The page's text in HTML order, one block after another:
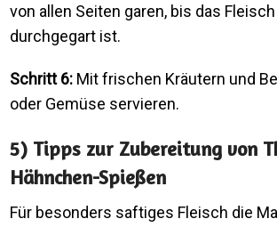
von allen Seiten garen, bis das
durchgegart ist.
Schritt 6: Mit frischen Kräutern und
oder Gemüse servieren.
5) Tipps zur Zubereitung von
Hähnchen-Spießen
Für besonders saftiges Fleisch die